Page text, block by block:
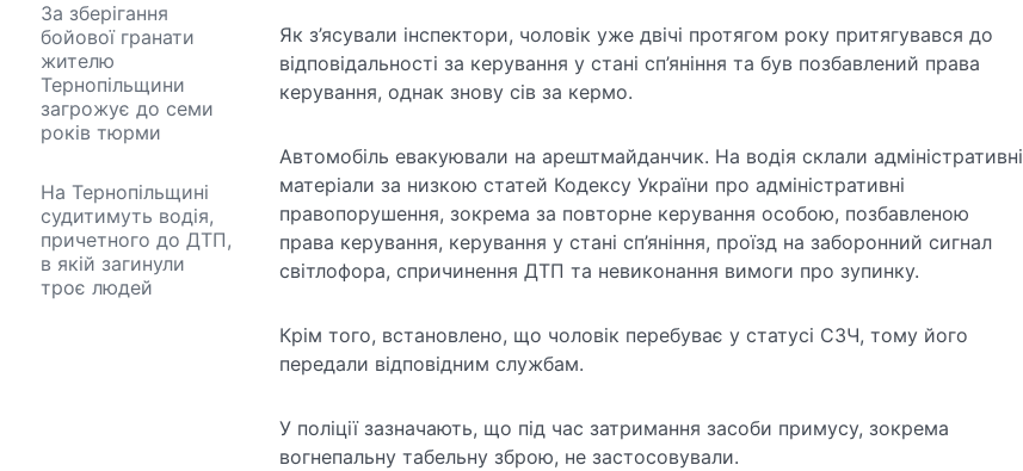
За зберігання
бойової гранати
жителю
Тернопільщини
загрожує до семи
років тюрми
На Тернопільщині
судитимуть водія,
причетного до ДТП,
в якій загинули
троє людей
Як з’ясували інспектори, чоловік уже двічі протягом року притягувався до
відповідальності за керування у стані сп’яніння та був позбавлений права
керування, однак знову сів за кермо.
Автомобіль евакуювали на арештмайданчик. На водія склали адміністративні
матеріали за низкою статей Кодексу України про адміністративні
правопорушення, зокрема за повторне керування особою, позбавленою
права керування, керування у стані сп’яніння, проїзд на заборонний сигнал
світлофора, спричинення ДТП та невиконання вимоги про зупинку.
Крім того, встановлено, що чоловік перебуває у статусі СЗЧ, тому його
передали відповідним службам.
У поліції зазначають, що під час затримання засоби примусу, зокрема
вогнепальну табельну зброю, не застосовували.